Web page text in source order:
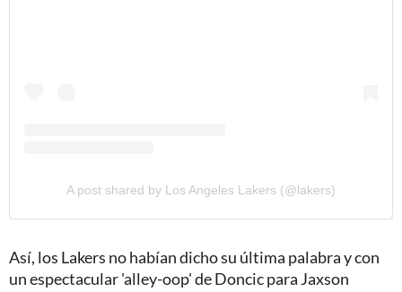
A post shared by Los Angeles Lakers (@lakers)
Así, los Lakers no habían dicho su última palabra y con
un espectacular 'alley-oop' de Doncic para Jaxson